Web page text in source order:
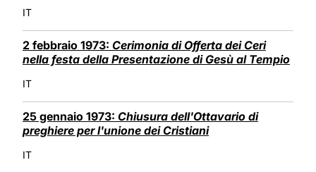
IT
2 febbraio 1973: Cerimonia di Offerta dei Ceri
nella festa della Presentazione di Gesù al Tempio
IT
25 gennaio 1973: Chiusura dell'Ottavario di
preghiere per l'unione dei Cristiani
IT